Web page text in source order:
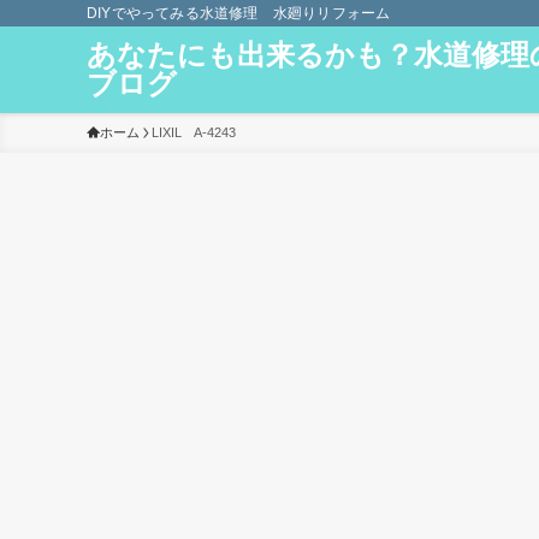
DIYでやってみる水道修理 水廻りリフォーム
あなたにも出来るかも？水道修理
ブログ
ホーム LIXIL A-4243